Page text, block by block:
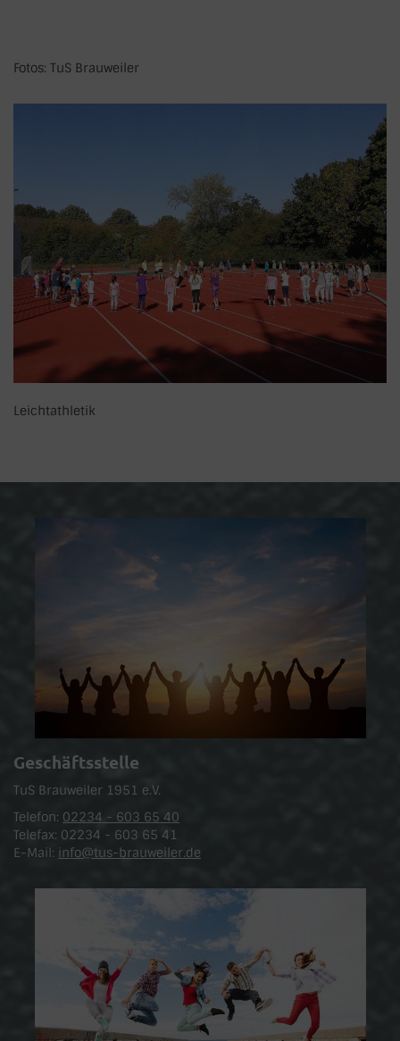
Fotos: TuS Brauweiler
Leichtathletik
Geschäftsstelle
TuS Brauweiler 1951 e.V.
Telefon: 02234 - 603 65 40
Telefax: 02234 - 603 65 41
E-Mail: info@tus-brauweiler.de